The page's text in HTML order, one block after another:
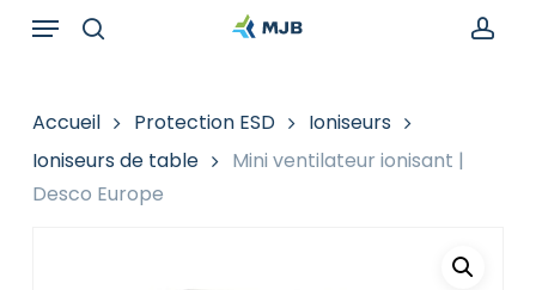
Recherche
Menu
Accueil Protection ESD
Ioniseurs
Ioniseurs de table
Mini ventilateur ionisant |
Desco Europe